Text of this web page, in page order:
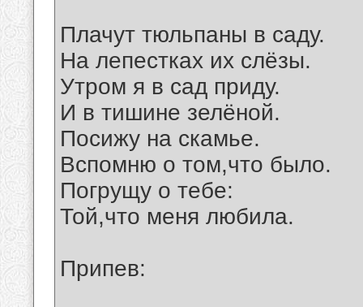
Плачут тюльпаны в саду.
На лепестках их слёзы.
Утром я в сад приду.
И в тишине зелёной.
Посижу на скамье.
Вспомню о том,что было.
Погрущу о тебе:
Той,что меня любила.
Припев: